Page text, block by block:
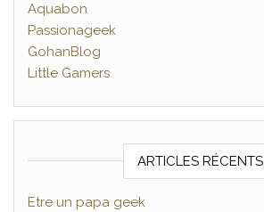
Aquabon
Passionageek
GohanBlog
Little Gamers
ARTICLES RÉCENTS
Etre un papa geek